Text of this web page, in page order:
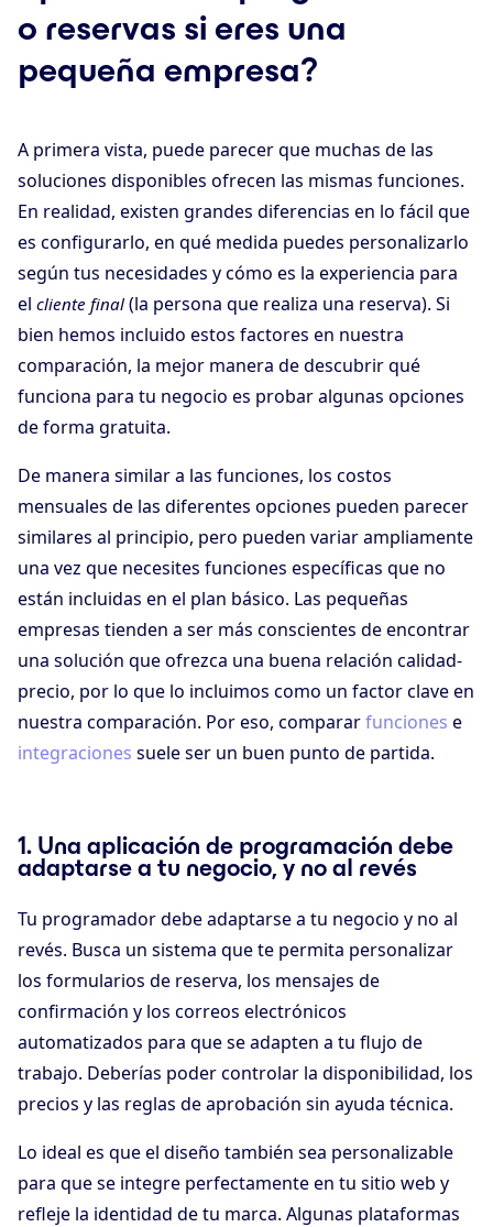
o reservas si eres una
pequeña empresa?
A primera vista, puede parecer que muchas de las
soluciones disponibles ofrecen las mismas funciones.
En realidad, existen grandes diferencias en lo fácil que
es configurarlo, en qué medida puedes personalizarlo
según tus necesidades y cómo es la experiencia para
el cliente final (la persona que realiza una reserva). Si
bien hemos incluido estos factores en nuestra
comparación, la mejor manera de descubrir qué
funciona para tu negocio es probar algunas opciones
de forma gratuita.
De manera similar a las funciones, los costos
mensuales de las diferentes opciones pueden parecer
similares al principio, pero pueden variar ampliamente
una vez que necesites funciones específicas que no
están incluidas en el plan básico. Las pequeñas
empresas tienden a ser más conscientes de encontrar
una solución que ofrezca una buena relación calidad-
precio, por lo que lo incluimos como un factor clave en
nuestra comparación. Por eso, compararfunciones e
integraciones suele ser un buen punto de partida.
1. Una aplicación de programación debe
adaptarse a tu negocio, y no al revés
Tu programador debe adaptarse a tu negocio y no al
revés. Busca un sistema que te permita personalizar
los formularios de reserva, los mensajes de
confirmación y los correos electrónicos
automatizados para que se adapten a tu flujo de
trabajo. Deberías poder controlar la disponibilidad, los
precios y las reglas de aprobación sin ayuda técnica.
Lo ideal es que el diseño también sea personalizable
para que se integre perfectamente en tu sitio web y
refleje la identidad de tu marca. Algunas plataformas